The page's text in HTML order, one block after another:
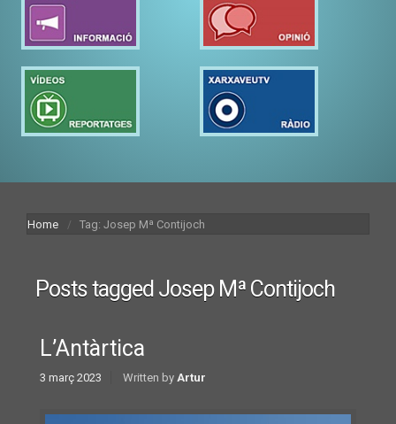
Home Tag: Josep Mª Contijoch
Posts tagged Josep Mª Contijoch
L’Antàrtica
3 març 2023 Written by Artur